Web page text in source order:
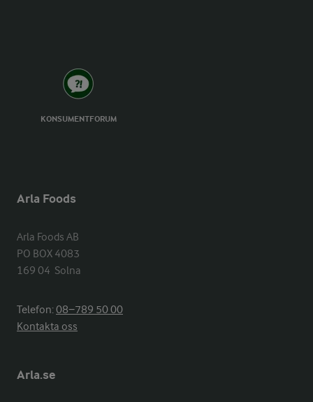
KONSUMENTFORUM
Arla Foods
Arla Foods AB
PO BOX 4083
169 04  Solna
Telefon:08−789 50 00
Kontakta oss
Arla.se